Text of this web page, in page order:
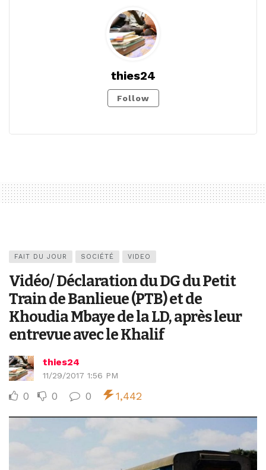
thies24
Follow
FAIT DU JOUR SOCIÉTÉ VIDEO
Vidéo/ Déclaration du DG du Petit
Train de Banlieue (PTB) et de
Khoudia Mbaye de la LD, après leur
entrevue avec le Khalif
thies24
11/29/2017 1:56 PM
0 0 0 1,442